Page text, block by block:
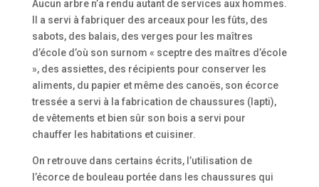
Aucun arbre n’a rendu autant de services aux hommes.
Il a servi à fabriquer des arceaux pour les fûts, des
sabots, des balais, des verges pour les maîtres
d’école d’où son surnom « sceptre des maîtres d’école
», des assiettes, des récipients pour conserver les
aliments, du papier et même des canoës, son écorce
tressée a servi à la fabrication de chaussures (lapti),
de vêtements et bien sûr son bois a servi pour
chauffer les habitations et cuisiner.
On retrouve dans certains écrits, l’utilisation de
l’écorce de bouleau portée dans les chaussures qui